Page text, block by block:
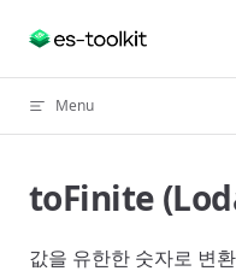
Skip to content
Menu
toFinite
값을 유한한 숫자로 변